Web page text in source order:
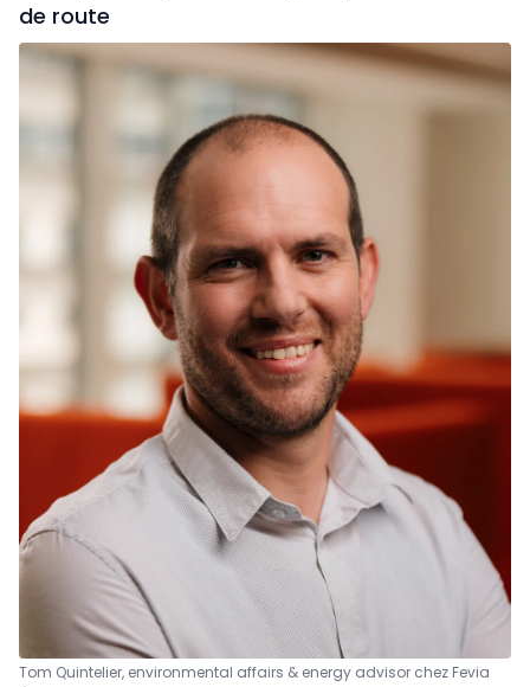
de route
Tom Quintelier, environmental affairs & energy advisor chez Fevia